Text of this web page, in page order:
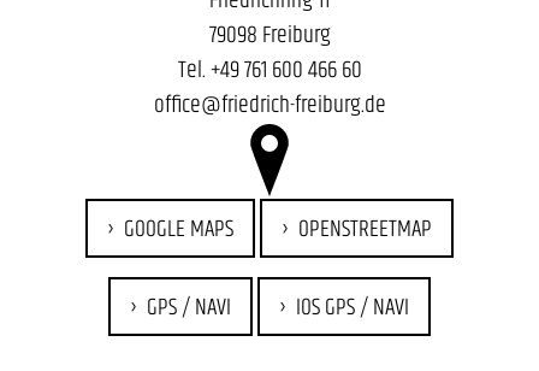
79098 Freiburg
Tel.+49 761 600 466 60
office@friedrich-freiburg.de
GOOGLE MAPS OPENSTREETMAP
GPS / NAVI IOS GPS / NAVI